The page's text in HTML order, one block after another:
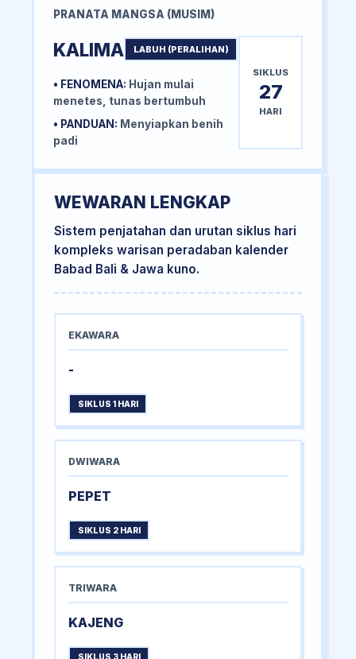
PRANATA MANGSA (MUSIM)
KALIMA LABUH (PERALIHAN)
• FENOMENA: Hujan mulai
menetes, tunas bertumbuh
• PANDUAN: Menyiapkan benih
padi
SIKLUS
27
HARI
WEWARAN LENGKAP
Sistem penjatahan dan urutan siklus hari
kompleks warisan peradaban kalender
Babad Bali & Jawa kuno.
EKAWARA
-
SIKLUS 1 HARI
DWIWARA
PEPET
SIKLUS 2 HARI
TRIWARA
KAJENG
SIKLUS 3 HARI